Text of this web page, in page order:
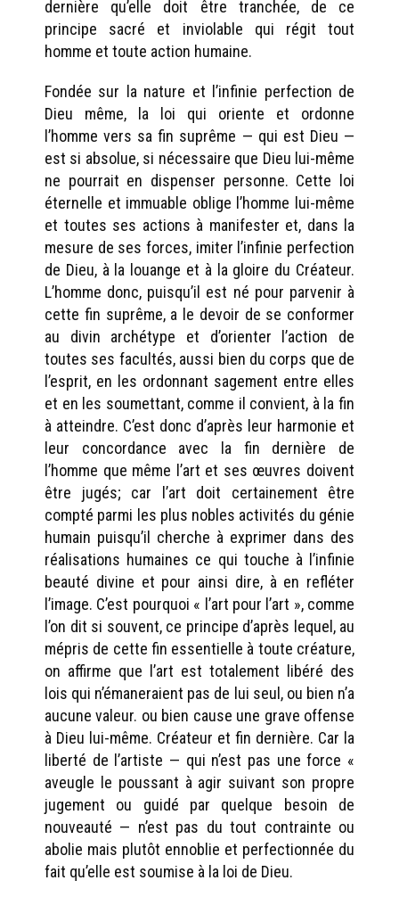
dernière qu’elle doit être tranchée, de ce
principe sacré et inviolable qui régit tout
homme et toute action humaine.
Fondée sur la nature et l’infinie perfection de
Dieu même, la loi qui oriente et ordonne
l’homme vers sa fin suprême — qui est Dieu —
est si absolue, si nécessaire que Dieu lui-même
ne pourrait en dispenser personne. Cette loi
éternelle et immuable oblige l’homme lui-même
et toutes ses actions à manifester et, dans la
mesure de ses forces, imiter l’infinie perfection
de Dieu, à la louange et à la gloire du Créateur.
L’homme donc, puisqu’il est né pour parvenir à
cette fin suprême, a le devoir de se conformer
au divin archétype et d’orienter l’action de
toutes ses facultés, aussi bien du corps que de
l’esprit, en les ordonnant sagement entre elles
et en les soumettant, comme il convient, à la fin
à atteindre. C’est donc d’après leur harmonie et
leur concordance avec la fin dernière de
l’homme que même l’art et ses œuvres doivent
être jugés; car l’art doit certainement être
compté parmi les plus nobles activités du génie
humain puisqu’il cherche à exprimer dans des
réalisations humaines ce qui touche à l’infinie
beauté divine et pour ainsi dire, à en refléter
l’image. C’est pourquoi « l’art pour l’art », comme
l’on dit si souvent, ce principe d’après lequel, au
mépris de cette fin essentielle à toute créature,
on affirme que l’art est totalement libéré des
lois qui n’émaneraient pas de lui seul, ou bien n’a
aucune valeur. ou bien cause une grave offense
à Dieu lui-même. Créateur et fin dernière. Car la
liberté de l’artiste — qui n’est pas une force «
aveugle le poussant à agir suivant son propre
jugement ou guidé par quelque besoin de
nouveauté — n’est pas du tout contrainte ou
abolie mais plutôt ennoblie et perfectionnée du
fait qu’elle est soumise à la loi de Dieu.